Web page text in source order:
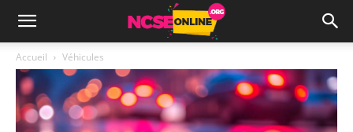
Accueil Véhicules